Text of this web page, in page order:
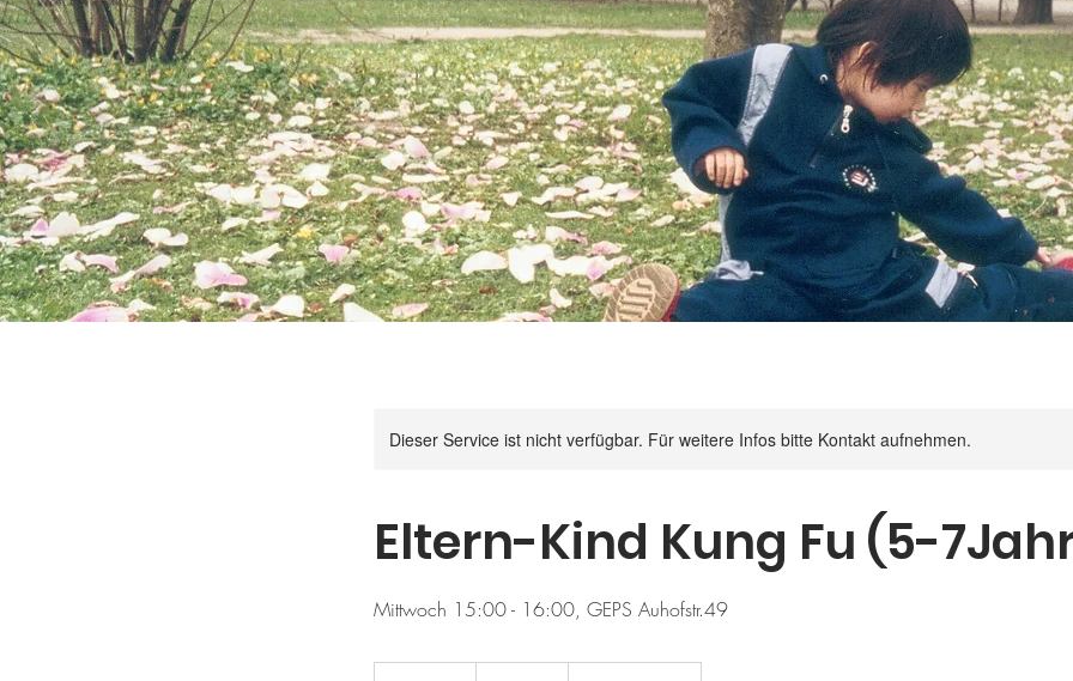
Dieser Service ist nicht verfügbar. Für weitere Infos bitte Kontakt aufnehmen.
Eltern-Kind Kung Fu (5-
Mittwoch 15:00 - 16:00, GEPS Auhofstr.49